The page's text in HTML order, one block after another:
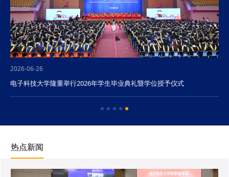
2026-06-26
电子科技大学隆重举行2026年学生毕业典礼暨学位授予仪式
热点新闻